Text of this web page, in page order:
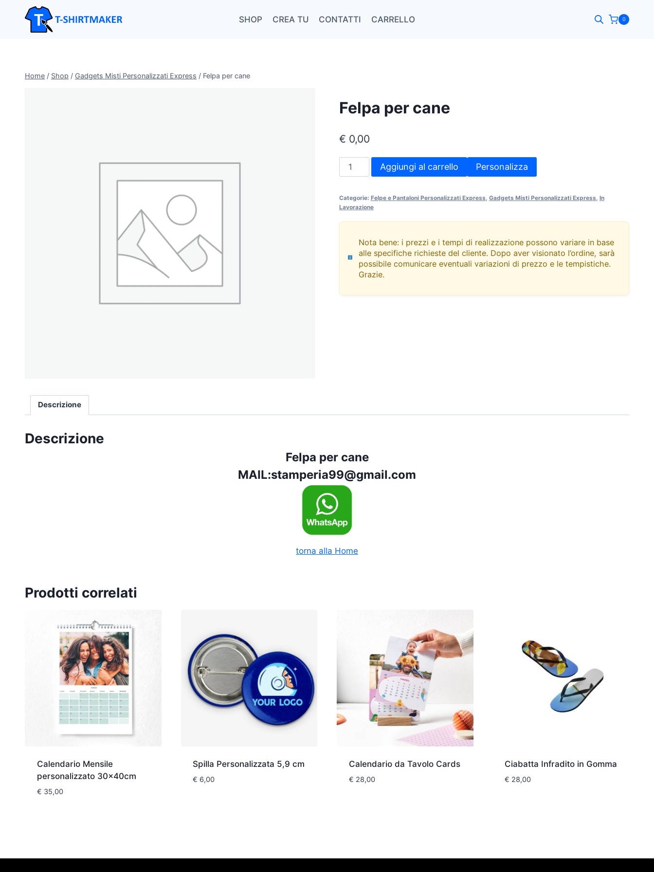
contenuto
SHOP CREA TU CONTATTI CARRELLO 0
Home / Shop / Gadgets Misti Personalizzati Express / Felpa per cane
Felpa per cane
€ 0,00
Felpa
per
quantità
Aggiungi al carrello Personalizza
Categorie: Felpe e Pantaloni Personalizzati Express Gadgets Misti Personalizzati Express In
Lavorazione
Nota bene: i prezzi e i tempi di realizzazione possono variare in base
alle specifiche richieste del cliente. Dopo aver visionato l’ordine, sarà
possibile comunicare eventuali variazioni di prezzo e le tempistiche.
Grazie.
Descrizione
Descrizione
Felpa per cane
MAIL:stamperia99@gmail.com
torna alla Home
Prodotti correlati
Calendario Mensile
personalizzato 30x40cm
€ 35,00
Spilla Personalizzata 5,9 cm
€ 6,00
Calendario da Tavolo Cards
€ 28,00
Ciabatta Infradito in Gomma
€ 28,00